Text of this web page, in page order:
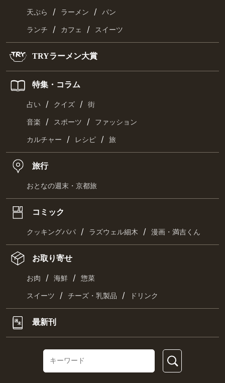
天ぷら / ラーメン / パン
ランチ / カフェ / スイーツ
TRYラーメン大賞
特集・コラム
占い / クイズ / 街
音楽 / スポーツ / ファッション
カルチャー / レシピ / 旅
旅行
おとなの週末・京都旅
コミック
クッキングパパ / ラズウェル細木 / 漫画・満吉くん
お取り寄せ
お肉 / 海鮮 / 惣菜
スイーツ / チーズ・乳製品 / ドリンク
最新刊